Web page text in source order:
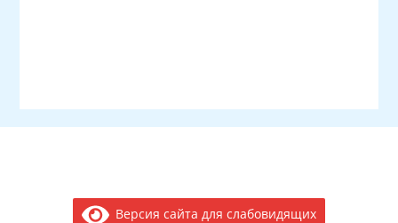
Версия сайта для слабовидящих